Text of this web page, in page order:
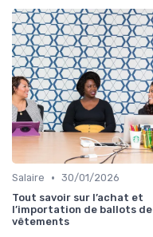
Salaire • 30/01/2026
Tout savoir sur l’achat et
l’importation de ballots de
vêtements